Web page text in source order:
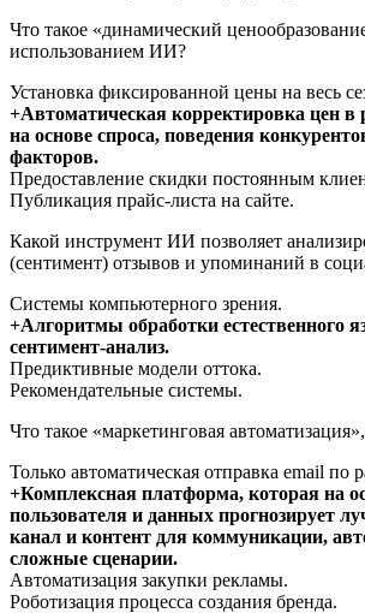
Что такое «динамический
использованием ИИ?
Установка фиксированной цены на весь
+Автоматическая корректировка цен в
на основе спроса, поведения
факторов.
Предоставление скидки постоянным
Публикация прайс-листа на сайте.
Какой инструмент ИИ позволяет
(сентимент) отзывов и упоминаний в
Системы компьютерного зрения.
+Алгоритмы обработки естественного
сентимент-анализ.
Предиктивные модели оттока.
Рекомендательные системы.
Что такое «маркетинговая
Только автоматическая отправка email по
+Комплексная платформа, которая на
пользователя и данных прогнозирует
канал и контент для коммуникации,
сложные сценарии.
Автоматизация закупки рекламы.
Роботизация процесса создания бренда.